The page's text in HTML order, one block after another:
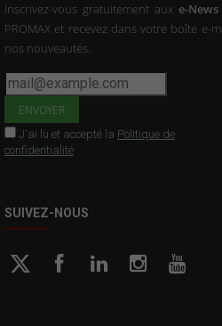
Inscrivez-vous gratuitement aux e-News
PROMAX et recevez dans votre boîte e-
nos nouveautés.
J'ai lu et accepté la Politique de
confidentialité
SUIVEZ-NOUS